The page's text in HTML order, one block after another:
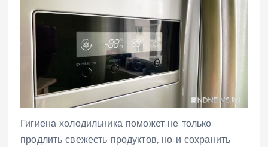
Гигиена холодильника поможет не только
продлить свежесть продуктов, но и сохранить